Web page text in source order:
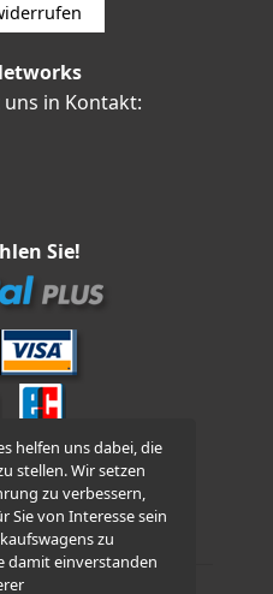
helfen uns dabei, die
stellen. Wir setzen
zu verbessern,
Sie von Interesse sein
zu
damit einverstanden
uns in Kontakt:
Sie!
Nachnahme